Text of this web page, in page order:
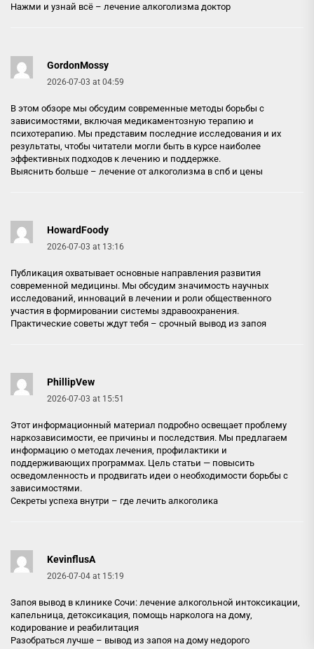
Нажми и узнай всё – лечение алкоголизма доктор
GordonMossy
2026-07-03 at 04:59
В этом обзоре мы обсудим современные методы борьбы с
зависимостями, включая медикаментозную терапию и
психотерапию. Мы представим последние исследования и их
результаты, чтобы читатели могли быть в курсе наиболее
эффективных подходов к лечению и поддержке.
Выяснить больше – лечение от алкоголизма в спб и цены
HowardFoody
2026-07-03 at 13:16
Публикация охватывает основные направления развития
современной медицины. Мы обсудим значимость научных
исследований, инноваций в лечении и роли общественного
участия в формировании системы здравоохранения.
Практические советы ждут тебя – срочный вывод из запоя
PhillipVew
2026-07-03 at 15:51
Этот информационный материал подробно освещает проблему
наркозависимости, ее причины и последствия. Мы предлагаем
информацию о методах лечения, профилактики и
поддерживающих программах. Цель статьи — повысить
осведомленность и продвигать идеи о необходимости борьбы с
зависимостями.
Секреты успеха внутри – где лечить алкоголика
KevinflusA
2026-07-04 at 15:19
Запоя вывод в клинике Сочи: лечение алкогольной интоксикации,
капельница, детоксикация, помощь нарколога на дому,
кодирование и реабилитация
Разобраться лучше – вывод из запоя на дому недорого